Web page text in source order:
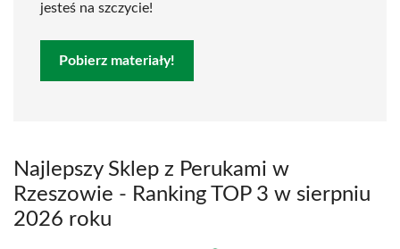
jesteś na szczycie!
Pobierz materiały!
Najlepszy Sklep z Perukami w
Rzeszowie - Ranking TOP 3 w sierpniu
2026 roku